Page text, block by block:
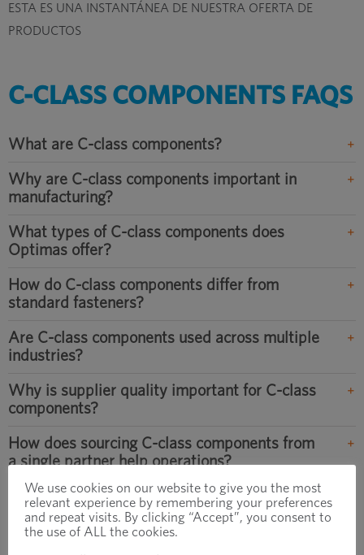
ESTA ES UNA INSTANTÁNEA DE NUESTRA OFERTA DE
PRODUCTOS
C-CLASS COMPONENTS FAQS
What are C-class components?
Why are C-class components important in
manufacturing?
What types of C-class components does
Optimas offer?
How do C-class components differ from
standard fasteners?
Are C-class components used across multiple
industries?
Why is supplier quality important for C-class
components?
How does sourcing C-class components from
a single partner help operations?
What challenges do companies face when
managing C-class components?
We use cookies on our website to give you the most
relevant experience by remembering your preferences
and repeat visits. By clicking “Accept”, you consent to
the use of ALL the cookies.